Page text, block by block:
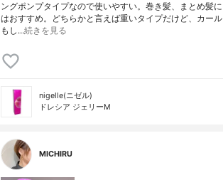
ングポンプタイプなので使いやすい。巻き髪、まとめ髪に
はおすすめ。どちらかと言えば重いタイプだけど、カール
もし…続きを見る
nigelle(ニゼル)
ドレシア ジェリーM
MICHIRU